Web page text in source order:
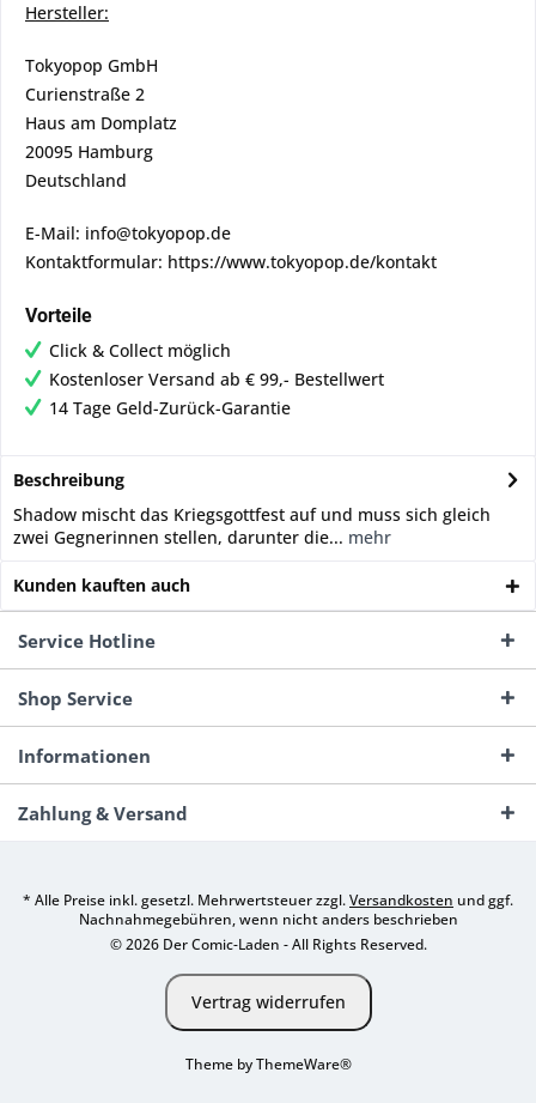
Hersteller:
Tokyopop GmbH
Curienstraße 2
Haus am Domplatz
20095 Hamburg
Deutschland
E-Mail: info@tokyopop.de
Kontaktformular: https://www.tokyopop.de/kontakt
Vorteile
Click & Collect möglich
Kostenloser Versand ab € 99,- Bestellwert
14 Tage Geld-Zurück-Garantie
Beschreibung
Shadow mischt das Kriegsgottfest auf und muss sich gleich
zwei Gegnerinnen stellen, darunter die... mehr
Kunden kauften auch
Service Hotline
Shop Service
Informationen
Zahlung & Versand
* Alle Preise inkl. gesetzl. Mehrwertsteuer zzgl.Versandkosten und ggf.
Nachnahmegebühren, wenn nicht anders beschrieben
© 2026 Der Comic-Laden - All Rights Reserved.
Vertrag widerrufen
Theme byThemeWare®